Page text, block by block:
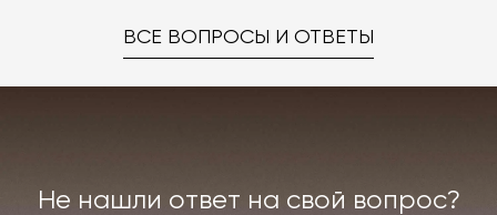
ВСЕ ВОПРОСЫ И ОТВЕТЫ
Не нашли ответ на свой вопрос?